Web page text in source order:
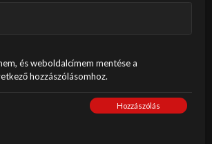
és weboldalcímem mentése a
hozzászólásomhoz.
Hozzászólás